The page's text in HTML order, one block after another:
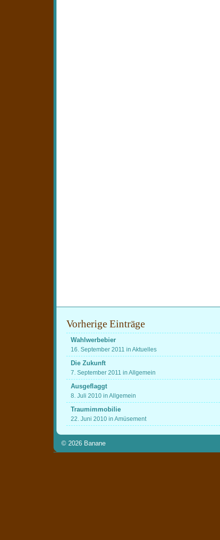
Vorherige Einträge
Wahlwerbebier
16. September 2011 in Aktuelles
Die Zukunft
7. September 2011 in Allgemein
Ausgeflaggt
8. Juli 2010 in Allgemein
Traumimmobilie
22. Juni 2010 in Amüsement
© 2026 Banane